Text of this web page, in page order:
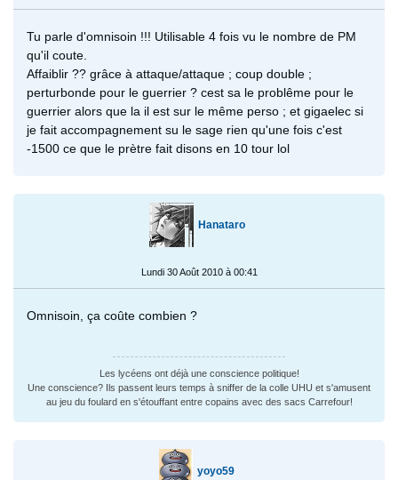
Tu parle d'omnisoin !!! Utilisable 4 fois vu le nombre de PM
qu'il coute.
Affaiblir ?? grâce à attaque/attaque ; coup double ;
perturbonde pour le guerrier ? cest sa le problême pour le
guerrier alors que la il est sur le même perso ; et gigaelec si
je fait accompagnement su le sage rien qu'une fois c'est
-1500 ce que le prètre fait disons en 10 tour lol
Hanataro
Lundi 30 Août 2010 à 00:41
Omnisoin, ça coûte combien ?
Les lycéens ont déjà une conscience politique!
Une conscience? Ils passent leurs temps à sniffer de la colle UHU et s'amusent
au jeu du foulard en s'étouffant entre copains avec des sacs Carrefour!
yoyo59